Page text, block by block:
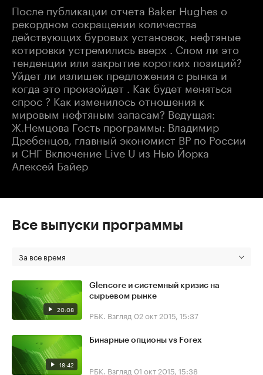
После публикации отчета Baker Hughes о
рекордном сокращении количества
действующих буровых установок, нефтяные
котировки устремились вверх . Слом ли это
тенденции или закрытие коротких позиций?
Уйдет ли излишек предложения с рынка и
когда это произойдет . Как будет меняться
спрос ? Как изменилось отношения к
мировым нефтяным запасам? Ведущая:
Ж.Немцова Гость программы: Владимир
Дребенцов, главный экономист ВР по России
и СНГ Включение Live U из Нью Йорка
Алексей Байер
Все выпуски программы
За все время
20:08
Glencore и системный кризис на
сырьевом рынке
РБК. Взгляд 02 окт 2015, 15:37
18:42
Бинарные опционы vs Forex
РБК. Взгляд 01 окт 2015, 15:38